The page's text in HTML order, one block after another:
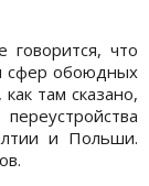
говорится, что
сфер обоюдных
там сказано,
и Польши.